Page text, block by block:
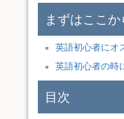
まずはここか
英語初心者にオ
英語初心者の時
目次